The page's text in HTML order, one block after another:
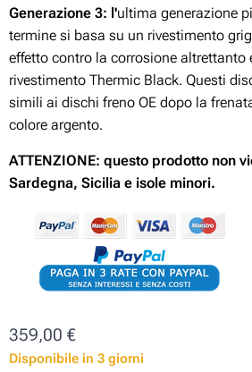
Generazione 3: l'ultima generazione
termine si basa su un rivestimento
effetto contro la corrosione altrettanto
rivestimento Thermic Black. Questi
simili ai dischi freno OE dopo la
colore argento.
ATTENZIONE: questo prodotto non
Sardegna, Sicilia e isole minori.
359,00 €
Disponibile in 3 giorni